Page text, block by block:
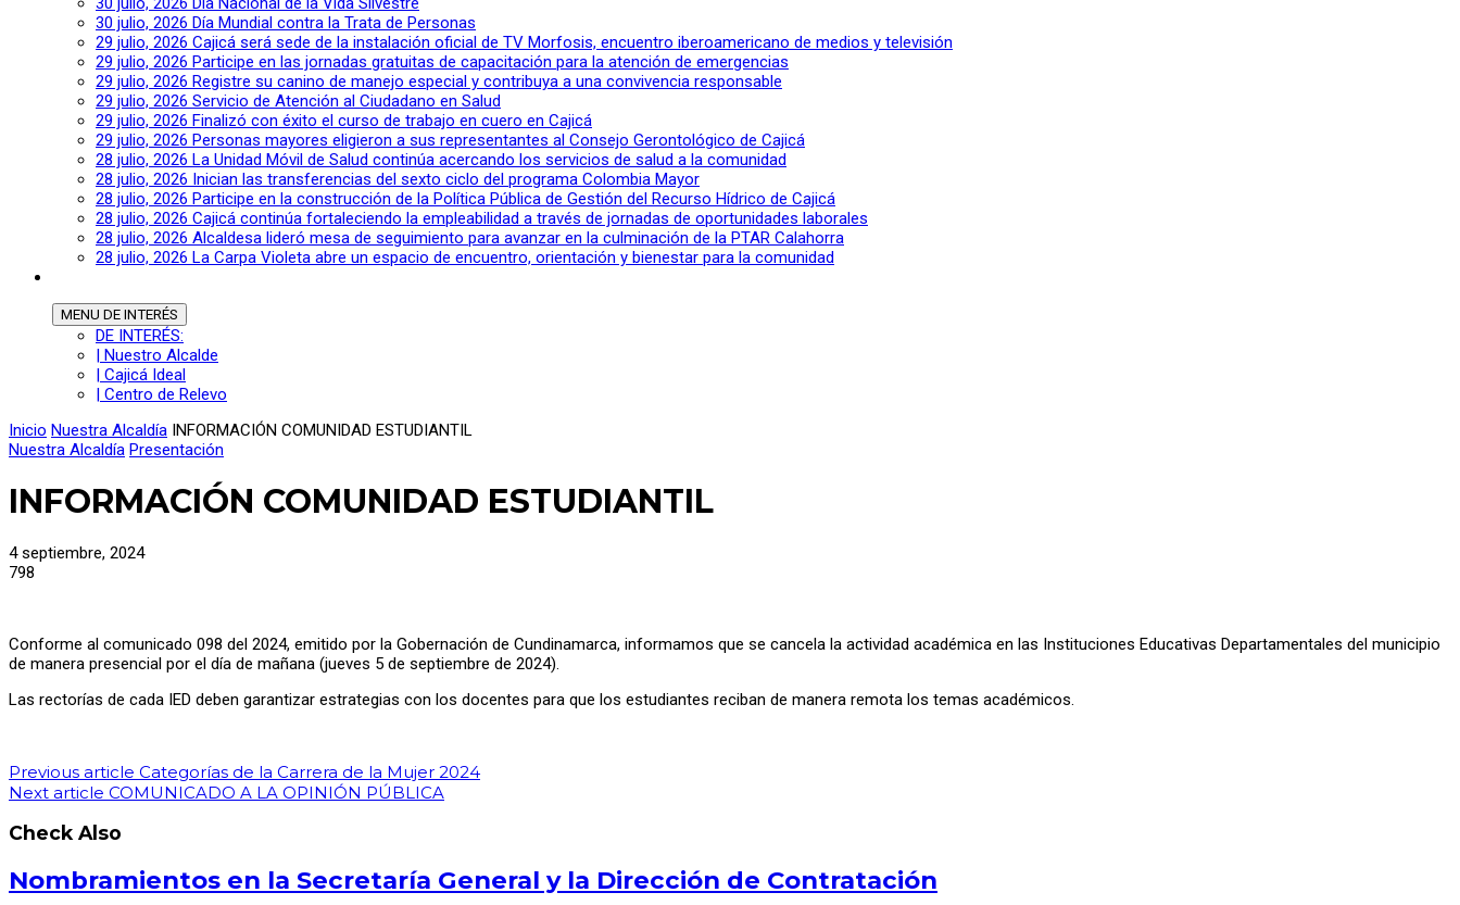
30 julio, 2026 Día Mundial contra la Trata de Personas
29 julio, 2026 Cajicá será sede de la instalación oficial de TV Morfosis, encuentro iberoamericano de medios y televisión
29 julio, 2026 Participe en las jornadas gratuitas de capacitación para la atención de emergencias
29 julio, 2026 Registre su canino de manejo especial y contribuya a una convivencia responsable
29 julio, 2026 Servicio de Atención al Ciudadano en Salud
29 julio, 2026 Finalizó con éxito el curso de trabajo en cuero en Cajicá
29 julio, 2026 Personas mayores eligieron a sus representantes al Consejo Gerontológico de Cajicá
28 julio, 2026 La Unidad Móvil de Salud continúa acercando los servicios de salud a la comunidad
28 julio, 2026 Inician las transferencias del sexto ciclo del programa Colombia Mayor
28 julio, 2026 Participe en la construcción de la Política Pública de Gestión del Recurso Hídrico de Cajicá
28 julio, 2026 Cajicá continúa fortaleciendo la empleabilidad a través de jornadas de oportunidades laborales
28 julio, 2026 Alcaldesa lideró mesa de seguimiento para avanzar en la culminación de la PTAR Calahorra
28 julio, 2026 La Carpa Violeta abre un espacio de encuentro, orientación y bienestar para la comunidad
MENU DE INTERÉS
DE INTERÉS:
| Nuestro Alcalde
| Cajicá Ideal
| Centro de Relevo
Inicio Nuestra Alcaldía INFORMACIÓN COMUNIDAD ESTUDIANTIL
Nuestra Alcaldía Presentación
INFORMACIÓN COMUNIDAD ESTUDIANTIL
4 septiembre, 2024
798
Conforme al comunicado 098 del 2024, emitido por la Gobernación de Cundinamarca, informamos que se cancela la actividad académica en las Instituciones Educativas Departamentales del municipio
de manera presencial por el día de mañana (jueves 5 de septiembre de 2024).
Las rectorías de cada IED deben garantizar estrategias con los docentes para que los estudiantes reciban de manera remota los temas académicos.
Previous article Categorías de la Carrera de la Mujer 2024
Next article COMUNICADO A LA OPINIÓN PÚBLICA
Check Also
Nombramientos en la Secretaría General y la Dirección de Contratación